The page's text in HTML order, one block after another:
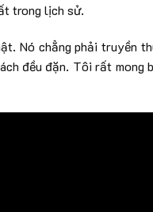
trong lịch sử.
Nó chẳng phải truyền
đều đặn. Tôi rất mong